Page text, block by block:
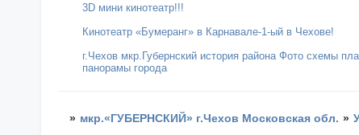
3D мини кинотеатр!!!
Кинотеатр «Бумеранг» в Карнавале-1-ый в Чехове!
г.Чехов мкр.Губернский история района Фото схемы
панорамы города
» мкр.«ГУБЕРНСКИЙ» г.Чехов Московская обл. »